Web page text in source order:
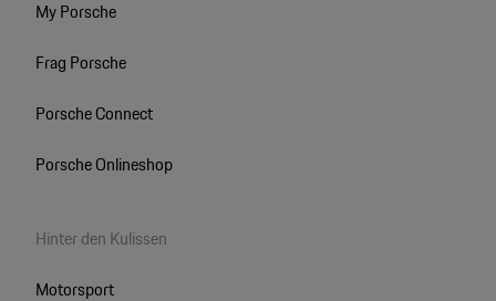
My Porsche
Frag Porsche
Porsche Connect
Porsche Onlineshop
Hinter den Kulissen
Motorsport